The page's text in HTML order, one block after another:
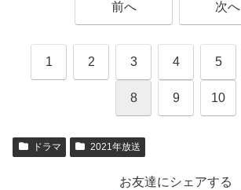
前へ 次へ
1 2 3 4 5
8 9 10
ドラマ 2021年放送
お友達にシェアする